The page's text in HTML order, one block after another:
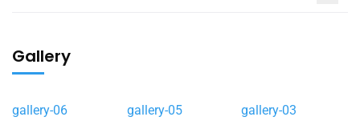
Gallery
gallery-06 gallery-05 gallery-03